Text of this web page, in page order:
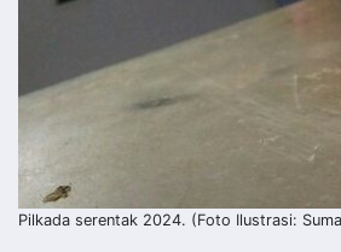
Pilkada serentak 2024. (Foto Ilustrasi: